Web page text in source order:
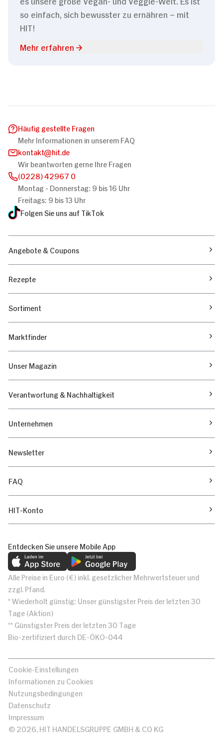
so einfach, sich bewusster zu ernähren – mit
HIT!
Mehr erfahren
Häufig gestellte Fragen
Mehr Informationen in unserem FAQ
kontakt
hit.de
Wir beantworten gerne Ihre Fragen
(0228) 42967 0
Montag - Donnerstag: 9 bis 16 Uhr
Freitags: 9 bis 13 Uhr
Folgen Sie uns auf TikTok
Angebote & Coupons
Rezepte
Sortiment
Marktfinder
Unser Magazin
Verantwortung & Nachhaltigkeit
Unternehmen
Newsletter
FAQ
HIT-Konto
Entdecken Sie unsere Mobile App
Alle Preise in Euro (€) inkl. gesetzlicher Mehrwertsteuer und
zzgl. Pfand.
* Wiederholt günstig: Unser günstigster Preis der letzten 30
Tage (Aktion)
** Günstigster Preis der letzten 30 Tage
Bio-zertifiziert durch DE-ÖKO-044
Cookie-Einstellungen
Informationen zu Cookies
Nutzungsbedingungen
Datenschutz
Impressum
© 2026, HIT HANDELSGRUPPE GMBH & CO KG